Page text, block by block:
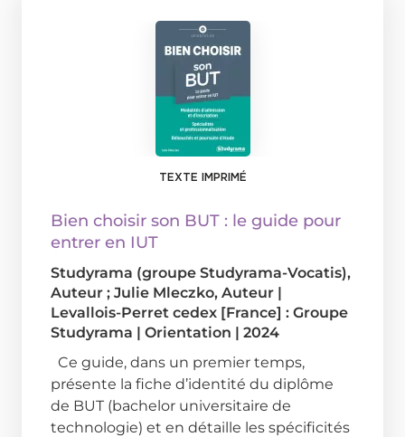
TEXTE IMPRIMÉ
Bien choisir son BUT : le guide pour
entrer en IUT
Studyrama (groupe Studyrama-Vocatis),
Auteur ; Julie Mleczko, Auteur |
Levallois-Perret cedex [France] : Groupe
Studyrama | Orientation | 2024
Ce guide, dans un premier temps,
présente la fiche d’identité du diplôme
de BUT (bachelor universitaire de
technologie) et en détaille les spécificités